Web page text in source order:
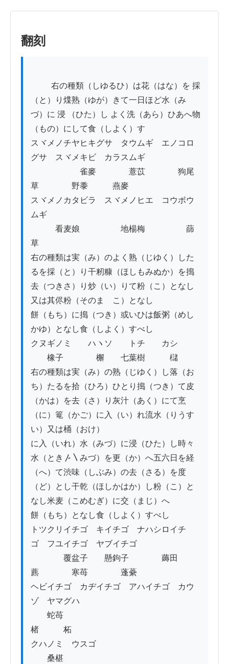
翻刻
（と）り煠熟（ゆが）きて一日ほど水（み
づ）に 浸 （ひた）し よく洗（あら）ひあへ物
（もの）にして食（しよく）す
スヾメノチヤヒキグサ　タウムギ　エノコロ
グサ　スヾメキビ　カラスムギ
雀麥　　　　薏苡　　　　狗尾
草　　　　野黍　　　燕麥
スヾメノカタビラ　スヾメノヒエ　コウボウ
ムギ
看麦娘　　　　　地楊梅　　　　　蒒
草
右の種類は実（み）のよく熟（じゆく）した
るを採（と）り干籾糠（ほしもみぬか）を搗
去（つきさ）り炒（い）りて粉（こ）となし
又は其侭粉（そのまゝこ）となし
餅（もち）に搗（つき）或いひは飯粥（めし
かゆ）となし食（しよく）すべし
クヌギノミ　　ハヽソ　　トチ　　カシ
橡子　　　　檞　　七葉樹　　　櫧
右の種類は実（み）の熟（じゆく）し落（お
ち）たるを拾（ひろ）ひとり搗（つき）て皮
（かは）を去（さ）り灰汁（あく）にて烹
（に）篭（かご）に入（い）れ流水（りうす
い）又は桶（おけ）
に入（いれ）水（みづ）に浸（ひた）し時々
水（とき〴〵みづ）を更（か）へ五六日を経
（へ）て渋味（しぶみ）の去（さる）を度
（ど）とし干乾（ほしかはか）し粉（こ）と
なし米麦（こめむぎ）に交（まじ）へ
餅（もち）となし食（しよく）すべし
トツクリイチゴ　キイチゴ　ナハシロイチ
ゴ　フユイチゴ　ヤブイチゴ
覆盆子　　懸鉤子　　　　薅田
藨　　　　寒苺　　　　蓬虆
ヘビイチゴ　カヂイチゴ　アハイチゴ　カウ
ゾ　ヤマグハ
蛇苺
楮　　　柘
クハノミ　ウスゴ
桑椹